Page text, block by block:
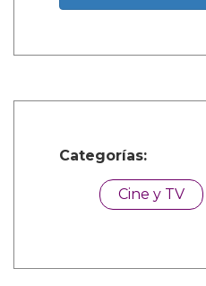
Categorías:
Cine y TV